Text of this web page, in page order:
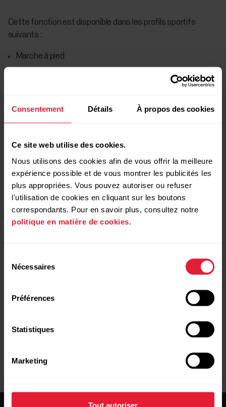
Consentement Détails À propos des cookies
Ce site web utilise des cookies.
Nous utilisons des cookies afin de vous offrir la meilleure
expérience possible et de vous montrer les publicités les
plus appropriées. Vous pouvez autoriser ou refuser
l'utilisation de cookies en cliquant sur les boutons
correspondants. Pour en savoir plus, consultez notre
politique en matière de cookies
Nécessaires
Préférences
Statistiques
Marketing
Tout autoriser
Cette fonction est disponible dans les profils sportifs
suivants :
Marche à pied
Trail
Course sur tapis
Course d'athlétisme
Ultramarathon
20 facteurs de calibrage précédents, et utilise la moyenne
de ces valeurs pour calibrer la vitesse et la distance lors des
aucun capteur de foulée n'est disponible. Notez qu'il est